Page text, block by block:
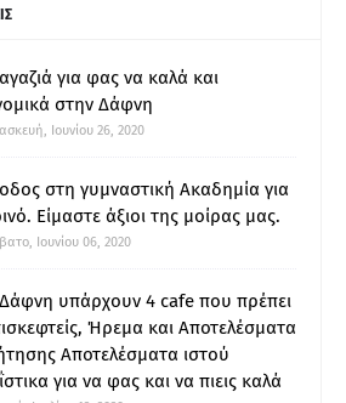
για φας να καλά και
στην Δάφνη
Ιουνίου 26, 2020
στη γυμναστική Ακαδημία για
Είμαστε άξιοι της μοίρας μας.
Ιουνίου 06, 2020
υπάρχουν 4 cafe που πρέπει
Ήρεμα και Αποτελέσματα
Αποτελέσματα ιστού
για να φας και να πιεις καλά